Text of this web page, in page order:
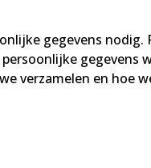
gegevens nodig.
gegevens
verzamelen en hoe